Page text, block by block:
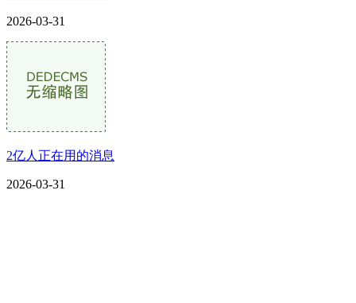
2026-03-31
2亿人正在用的消息
2026-03-31